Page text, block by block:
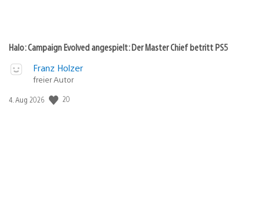
Halo: Campaign Evolved angespielt: Der Master Chief betritt PS5
Franz Holzer
freier Autor
Veröffentlichungsdatum:
4. Aug 2026 20